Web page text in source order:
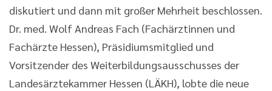
diskutiert und dann mit großer Mehrheit beschlossen.
Dr. med. Wolf Andreas Fach (Fachärztinnen und
Fachärzte Hessen), Präsidiumsmitglied und
Vorsitzender des Weiterbildungsausschusses der
Landesärztekammer Hessen (LÄKH), lobte die neue